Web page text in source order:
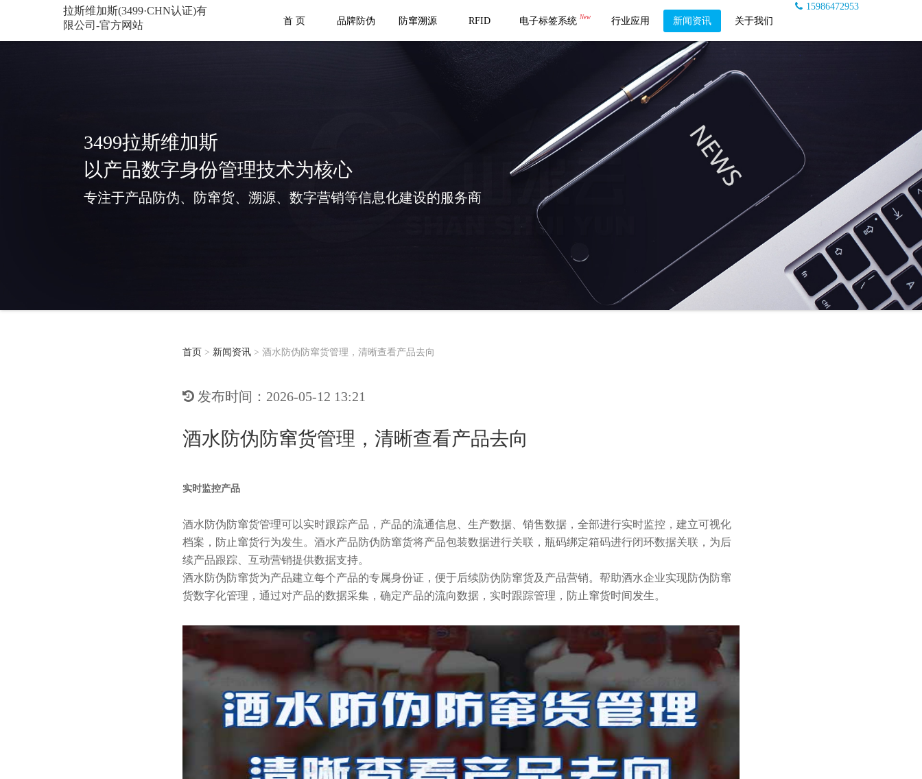
拉斯维加斯(3499·CHN认证)有
限公司-官方网站
15986472953
首 页
品牌防伪 防窜溯源 RFID 电子标签系统 New 行业应用 新闻资讯 关于我们
3499拉斯维加斯
以产品数字身份管理技术为核心
专注于产品防伪、防窜货、溯源、数字营销等信息化建设的服务商
首页 > 新闻资讯 > 酒水防伪防窜货管理，清晰查看产品去向
发布时间：2026-05-12 13:21
酒水防伪防窜货管理，清晰查看产品去向
实时监控产品
酒水防伪防窜货管理可以实时跟踪产品，产品的流通信息、生产数据、销售数据，全部进行实时监控，建立可视化
档案，防止窜货行为发生。酒水产品防伪防窜货将产品包装数据进行关联，瓶码绑定箱码进行闭环数据关联，为后
续产品跟踪、互动营销提供数据支持。
酒水防伪防窜货为产品建立每个产品的专属身份证，便于后续防伪防窜货及产品营销。帮助酒水企业实现防伪防窜
货数字化管理，通过对产品的数据采集，确定产品的流向数据，实时跟踪管理，防止窜货时间发生。